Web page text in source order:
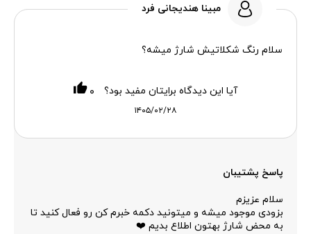
مبینا هندیجانی فرد
سلام رنگ شکلاتیش شارژ میشه؟
۱۴۰۵/۰۲/۲۸
آیا این دیدگاه برایتان مفید بود؟ ۰
پاسخ پشتیبان
سلام عزیزم
بزودی موجود میشه و میتونید دکمه خبرم کن رو فعال کنید تا
به محض شارژ بهتون اطلاع بدیم ❤️